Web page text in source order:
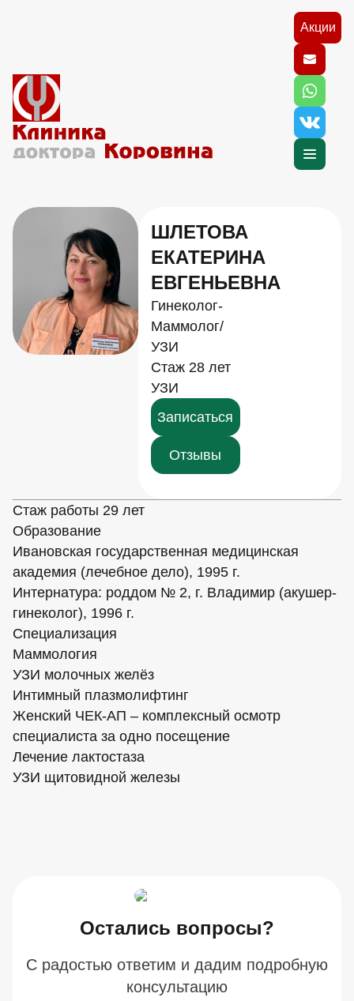
Акции
ШЛЕТОВА
ЕКАТЕРИНА
ЕВГЕНЬЕВНА
Гинеколог-
Маммолог/
УЗИ
Стаж 28 лет
УЗИ
Записаться
Отзывы
Стаж работы 29 лет
Образование
Ивановская государственная медицинская
академия (лечебное дело), 1995 г.
Интернатура: роддом № 2, г. Владимир (акушер-
гинеколог), 1996 г.
Специализация
Маммология
УЗИ молочных желёз
Интимный плазмолифтинг
Женский ЧЕК-АП – комплексный осмотр
специалиста за одно посещение
Лечение лактостаза
УЗИ щитовидной железы
Остались вопросы?
С радостью ответим и дадим подробную
консультацию